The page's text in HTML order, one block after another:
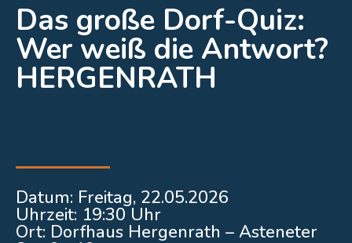
Das große Dorf-Quiz:
Wer weiß die Antwort?
HERGENRATH
Datum: Freitag, 22.05.2026
Uhrzeit: 19:30 Uhr
Ort: Dorfhaus Hergenrath – Asteneter